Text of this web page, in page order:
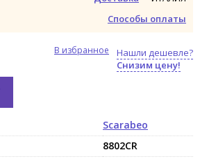
Способы оплаты
Нашли дешевле?
Снизим цену!
В избранное
Scarabeo
8802CR